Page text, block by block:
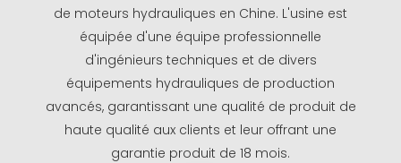
de moteurs hydrauliques en Chine. L'usine est
équipée d'une équipe professionnelle
d'ingénieurs techniques et de divers
équipements hydrauliques de production
avancés, garantissant une qualité de produit de
haute qualité aux clients et leur offrant une
garantie produit de 18 mois.